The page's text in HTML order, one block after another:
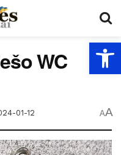
WC
01-12 AA